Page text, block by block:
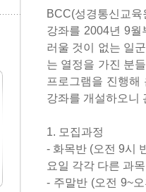
BCC(성경통신교
강좌를 2004년 9
러울 것이 없는 일
는 열정을 가진 분
프로그램을 진행해
강좌를 개설하오니
1. 모집과정
- 화목반 (오전 9시
요일 각각 다른 과
- 주말반 (오전 9~